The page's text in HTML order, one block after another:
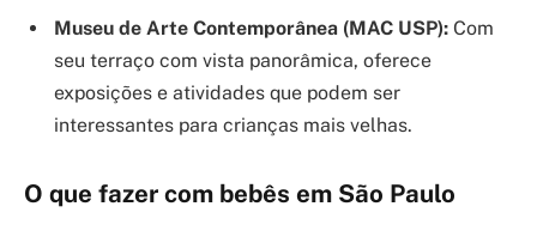
Museu de Arte Contemporânea (MAC USP): Com
seu terraço com vista panorâmica, oferece
exposições e atividades que podem ser
interessantes para crianças mais velhas.
O que fazer com bebês em São Paulo